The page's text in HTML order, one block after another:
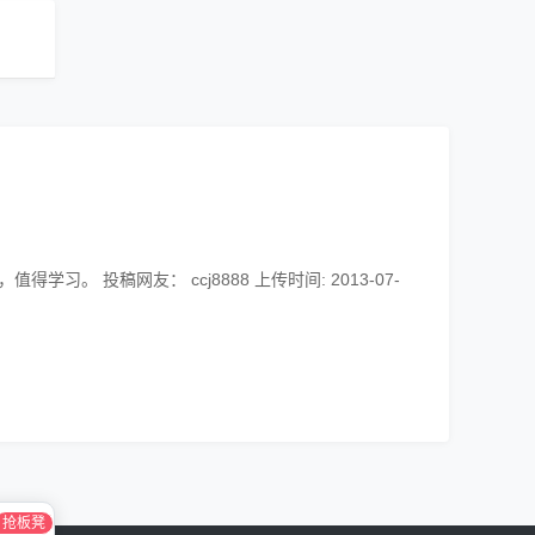
值得学习。 投稿网友： ccj8888 上传时间: 2013-07-
抢板凳